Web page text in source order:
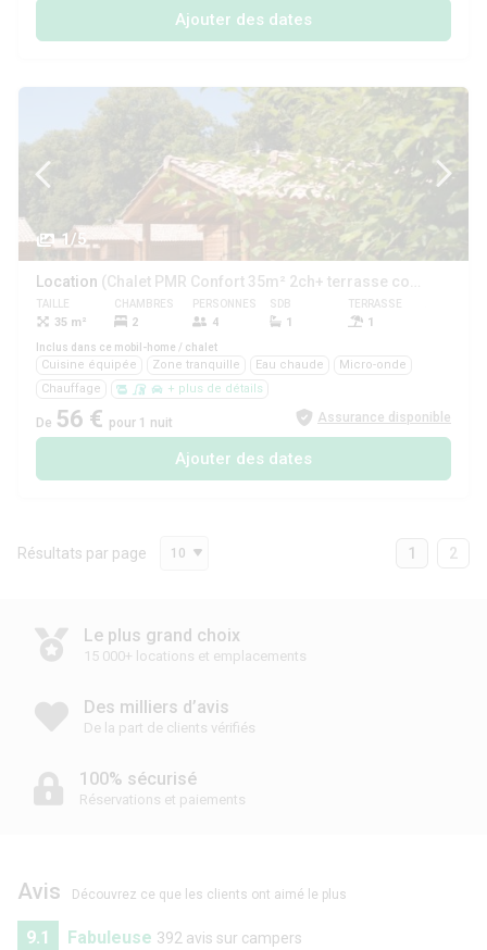
Ajouter des dates
1/5
Location (Chalet PMR Confort 35m² 2ch+ terrasse couverte + TV + clim)
TAILLE
35 m²
CHAMBRES
2
PERSONNES
4
SDB
1
TERRASSE
1
Inclus dans ce mobil-home / chalet
Cuisine équipée Zone tranquille Eau chaude
Micro-onde
Chauffage
+ plus de détails
De 56 € pour 1 nuit Assurance disponible
Ajouter des dates
Résultats par page 10 1 2
Le plus grand choix
15 000+ locations et emplacements
Des milliers d’avis
De la part de clients vérifiés
100% sécurisé
Réservations et paiements
Avis Découvrez ce que les clients ont aimé le plus
9.1 Fabuleuse 392 avis sur campers